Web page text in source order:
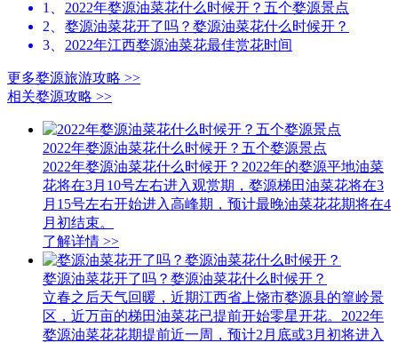
1、
2022年婺源油菜花什么时候开？五个婺源景点
2、 婺源油菜花开了吗？婺源油菜花什么时候开？
3、
2022年江西婺源油菜花最佳赏花时间
更多婺源旅游攻略 >>
相关婺源攻略 >>
2022年婺源油菜花什么时候开？五个婺源景点
2022年婺源油菜花什么时候开？2022年的婺源平地油菜
花将在3月10号左右进入观赏期，婺源梯田油菜花将在3
月15号左右开始进入高峰期，预计最晚油菜花花期将在4
月初结束。
了解详情 >>
婺源油菜花开了吗？婺源油菜花什么时候开？
立春之后天气回暖，近期江西省上饶市婺源县的篁岭景
区，近万亩的梯田油菜花已提前开始零星开花。2022年
婺源油菜花花期提前近一周，预计2月底或3月初将进入